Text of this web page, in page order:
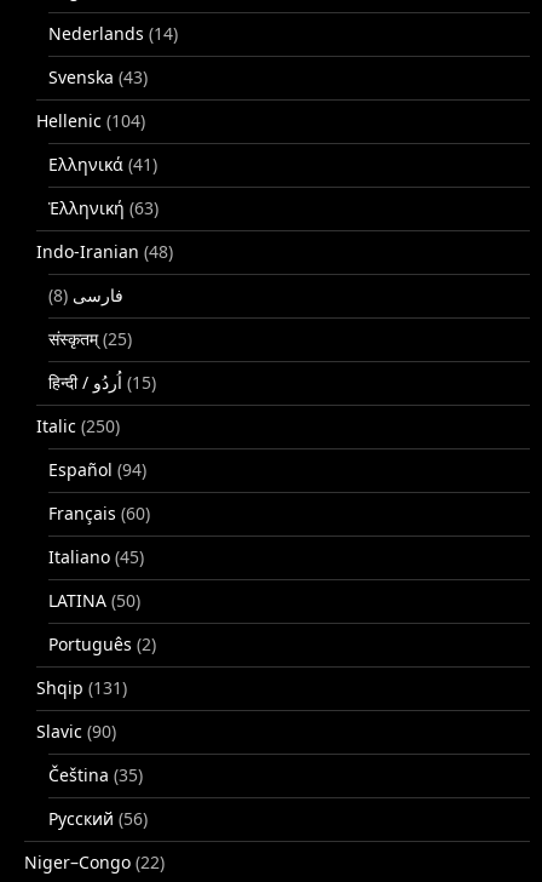
Nederlands (14)
Svenska (43)
Hellenic (104)
Ελληνικά (41)
Ἑλληνική (63)
Indo-Iranian (48)
فارسی (8)
संस्कृतम्(25)
(15)
Italic (250)
Español (94)
Français (60)
Italiano (45)
LATINA (50)
Português (2)
Shqip (131)
Slavic (90)
Čeština (35)
Русский (56)
Niger–Congo (22)